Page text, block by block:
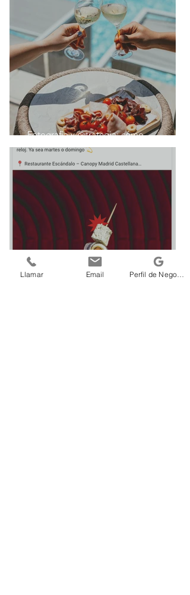
Fotografía y estrategia: cómo
colaboramos con tu equipo de marketing
Llamar Email